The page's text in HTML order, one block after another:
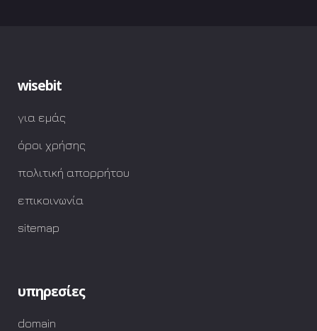
wisebit
για εμάς
όροι χρήσης
πολιτική απορρήτου
επικοινωνία
sitemap
υπηρεσίες
domain